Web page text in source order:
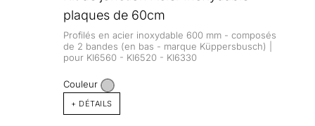
plaques de 60cm
Profilés en acier inoxydable 600 mm - composés
de 2 bandes (en bas - marque Küppersbusch) |
pour KI6560 - KI6520 - KI6330
Couleur
+ DÉTAILS